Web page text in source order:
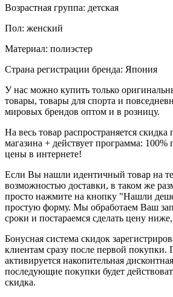
Возрастная группа: детская
Пол: женский
Материал: полиэстер
Страна регистрации бренда: Япония
У нас можно купить только
товары, товары для спорта и
мировых брендов оптом и в розницу.
На весь товар распространяется
магазина + действует программа: 100%
цены в интернете!
Если Вы нашли идентичный товар на
возможностью доставки, в таком же
просто нажмите на кнопку "Нашли
простую форму. Мы обработаем Ваш
сроки и постараемся сделать цену
Бонусная система скидок
клиентам сразу после первой покупки.
активируется накопительная
последующие покупки будет
скидка.